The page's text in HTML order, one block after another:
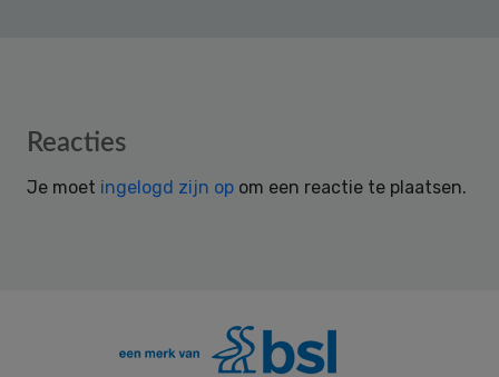
Reader
Reacties
Je moet ingelogd zijn op om een reactie te plaatsen.